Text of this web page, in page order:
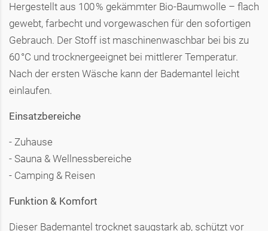
Hergestellt aus 100 % gekämmter Bio-Baumwolle – flach
gewebt, farbecht und vorgewaschen für den sofortigen
Gebrauch. Der Stoff ist maschinenwaschbar bei bis zu
60 °C und trocknergeeignet bei mittlerer Temperatur.
Nach der ersten Wäsche kann der Bademantel leicht
einlaufen.
Einsatzbereiche
- Zuhause
- Sauna & Wellnessbereiche
- Camping & Reisen
Funktion & Komfort
Dieser Bademantel trocknet saugstark ab, schützt vor